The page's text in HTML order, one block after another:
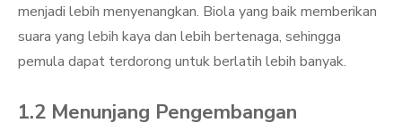
menjadi lebih menyenangkan. Biola yang baik memberikan
suara yang lebih kaya dan lebih bertenaga, sehingga
pemula dapat terdorong untuk berlatih lebih banyak.
1.2 Menunjang Pengembangan